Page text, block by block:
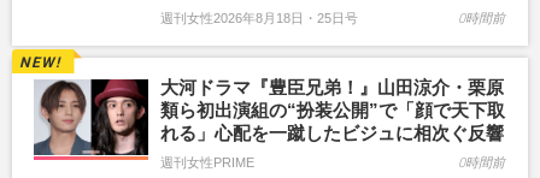
週刊女性2026年8月18日・25日号 0時間前
大河ドラマ『豊臣兄弟！』山田涼介・栗原
類ら初出演組の“扮装公開”で「顔で天下取
れる」心配を一蹴したビジュに相次ぐ反響
週刊女性PRIME 0時間前